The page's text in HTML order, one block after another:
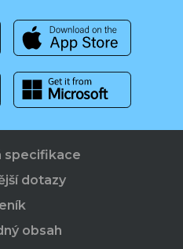
specifikace
dotazy
obsah